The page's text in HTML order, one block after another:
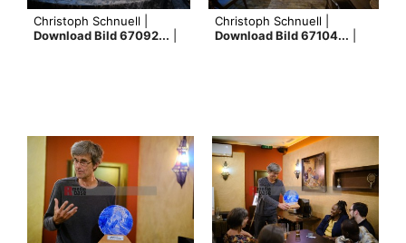
Christoph Schnuell |
Download Bild 67092...
Christoph Schnuell |
Download Bild 67104...